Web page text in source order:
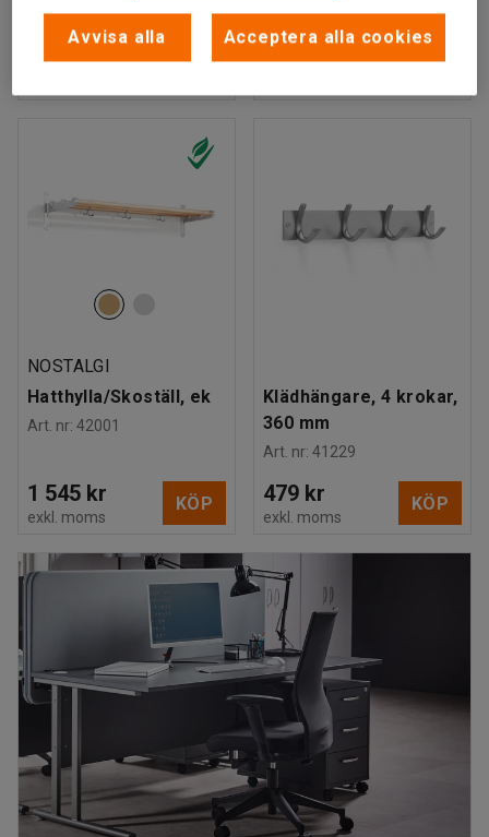
Art. nr:42004
1 379 kr KÖP
Art. nr:42011
1 475 kr KÖP
NOSTALGI
Hatthylla/Skoställ, ek
Art. nr: 42001
1 545 kr
exkl. moms
KÖP
Klädhängare, 4 krokar,
360 mm
Art. nr: 41229
479 kr
exkl. moms
KÖP
Avvisa alla Acceptera alla cookies